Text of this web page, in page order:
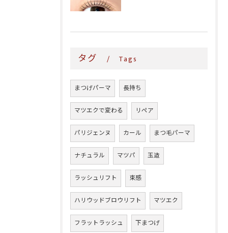
タグ Tags
まつげパーマ 長持ち
マツエクで変わる リペア
パリジェンヌ カール まつ毛パーマ
ナチュラル マツパ 玉造
ラッシュリフト 束感
ハリウッドブロウリフト マツエク
フラットラッシュ 下まつげ